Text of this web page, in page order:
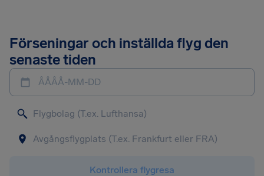
Förseningar och inställda flyg den
senaste tiden
ÅÅÅÅ-MM-DD
Kontrollera flygresa